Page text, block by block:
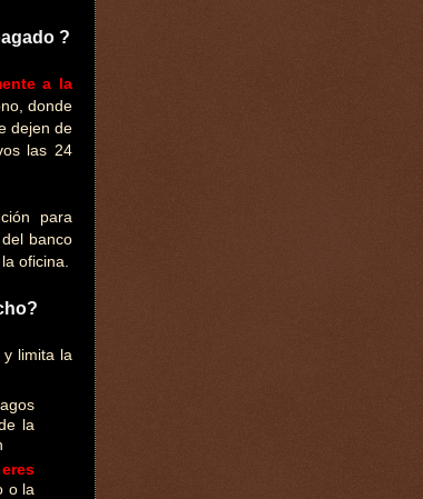
?
a la
donde
dejen de
las 24
para
banco
oficina.
y limita la
la
eres
o la